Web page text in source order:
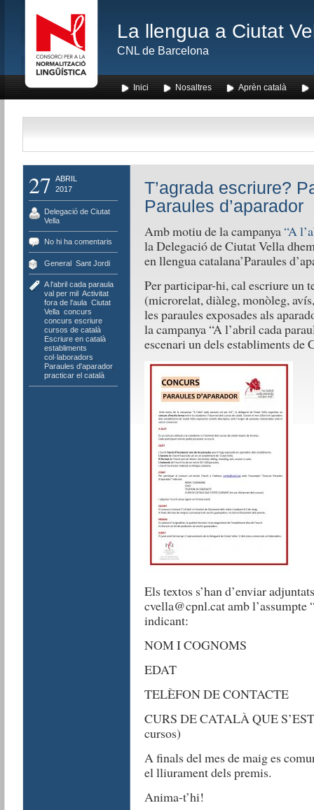
La llengua a Ciutat
CNL de Barcelona
Inici Nosaltres Aprèn català
27 ABRIL
2017
Delegació de Ciutat
Vella
No hi ha comentaris
General, Sant Jordi
A l'abril cada paraula
val per mil, Activitat
fora de l'aula, Ciutat
Vella, concurs
concurs escriure,
cursos de català,
Escriure en català,
establiments
col·laboradors
Paraules d'aparador,
practicar el català
T’agrada escriure?
Paraules d’aparador
Amb motiu de la campanya“A
la Delegació de Ciutat Vella
en llengua catalana’Paraules
Per participar-hi, cal escriure un
(microrelat, diàleg, monòleg,
les paraules exposades als
la campanya “A l’abril cada
escenari un dels establiments de
Els textos s’han d’enviar
cvella@cpnl.cat amb l’assumpte
indicant:
NOM I COGNOMS
EDAT
TELÈFON DE CONTACTE
CURS DE CATALÀ QUE
cursos)
A finals del mes de maig es
el lliurament dels premis.
Anima-t’hi!